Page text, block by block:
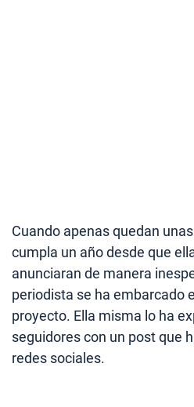
Cuando apenas quedan
cumpla un año desde que
anunciaran de manera
periodista se ha embarcado
proyecto. Ella misma lo ha
seguidores con un post que
redes sociales.